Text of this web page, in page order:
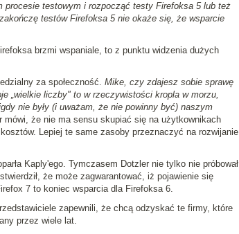
procesie testowym i rozpocząć testy Firefoksa 5 lub też
testów Firefoksa 5 nie okaże się, że wsparcie
brzmi wspaniale, to z punktu widzenia dużych
za społeczność. Mike, czy zdajesz sobie sprawę
„wielkie liczby" to w rzeczywistości kropla w morzu,
nie były (i uważam, że nie powinny być) naszym
że nie ma sensu skupiać się na użytkownikach
Lepiej te same zasoby przeznaczyć na rozwijanie
Kaply'ego. Tymczasem Dotzler nie tylko nie próbował
że może zagwarantować, iż pojawienie się
7 to koniec wsparcia dla Firefoksa 6.
zapewnili, że chcą odzyskać te firmy, które
przez wiele lat.